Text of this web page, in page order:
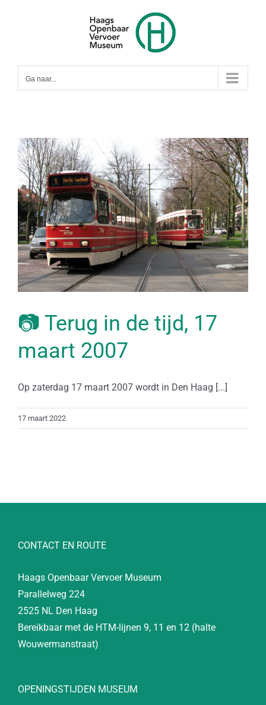
Ga naar...
📷 Terug in de tijd, 17
maart 2007
Op zaterdag 17 maart 2007 wordt in Den Haag [...]
17 maart 2022
CONTACT EN ROUTE
Haags Openbaar Vervoer Museum
Parallelweg 224
2525 NL Den Haag
Bereikbaar met de HTM-lijnen 9, 11 en 12 (halte
Wouwermanstraat)
OPENINGSTIJDEN MUSEUM